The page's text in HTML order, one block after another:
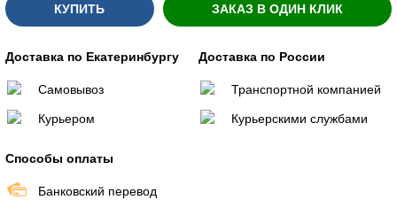
КУПИТЬ ЗАКАЗ В ОДИН КЛИК
Доставка по Екатеринбургу
Самовывоз
Курьером
Доставка по России
Транспортной компанией
Курьерскими службами
Способы оплаты
Банковский перевод